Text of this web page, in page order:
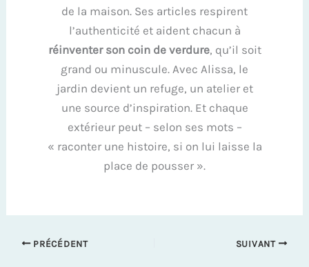
de la maison. Ses articles respirent
l’authenticité et aident chacun à
réinventer son coin de verdure, qu’il soit
grand ou minuscule. Avec Alissa, le
jardin devient un refuge, un atelier et
une source d’inspiration. Et chaque
extérieur peut – selon ses mots –
« raconter une histoire, si on lui laisse la
place de pousser ».
PRÉCÉDENT SUIVANT